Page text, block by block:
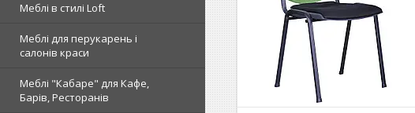
Меблі в стилі Loft
Меблі для перукарень і
салонів краси
Меблі "Кабаре" для Кафе,
Барів, Ресторанів